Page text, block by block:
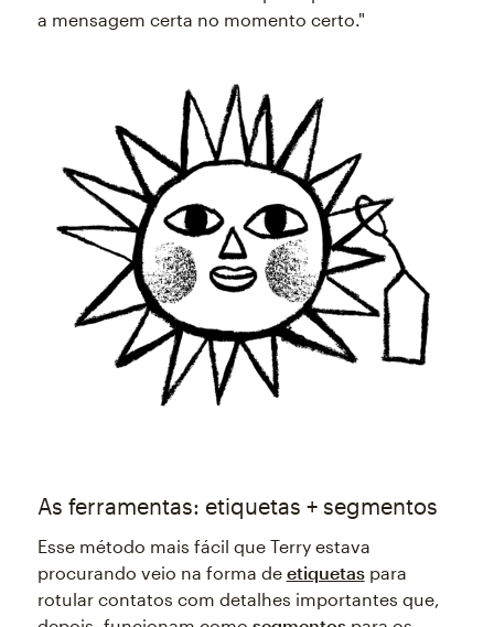
a mensagem certa no momento certo."
As ferramentas: etiquetas + segmentos
Esse método mais fácil que Terry estava
procurando veio na forma de etiquetaspara
rotular contatos com detalhes importantes que,